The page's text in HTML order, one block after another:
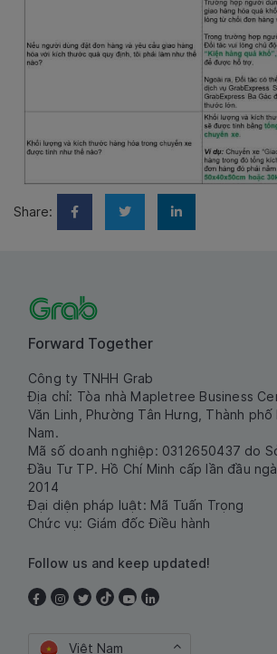
Share:
Forward Together
Công ty TNHH Grab
Địa chỉ: Tòa nhà Mapletree Business
Văn Linh, Phường Tân Hưng, Thành
Nam.
Mã số doanh nghiệp: 0312650437 do
Đầu Tư TP. Hồ Chí Minh cấp lần đầu
2014
Đại diện pháp luật: Mã Tuấn Trọng
Chức vụ: Giám đốc Điều hành
Follow us and keep updated!
Việt Nam